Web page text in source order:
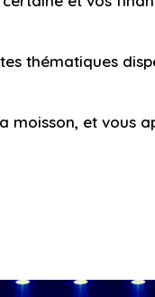
thématiques
moisson, et vous